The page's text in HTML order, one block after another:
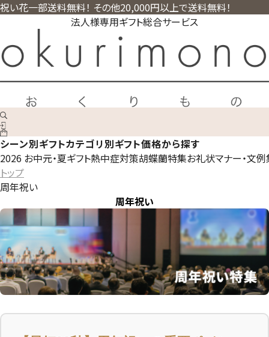
祝い花一部送料無料！ その他20,000円以上で送料無料！
法人様専用ギフト総合サービス
シーン別ギフトカテゴリ別ギフト価格から探す
2026 お中元・夏ギフト熱中症対策胡蝶蘭特集お礼状マナー・文
トップ
周年祝い
周年祝い